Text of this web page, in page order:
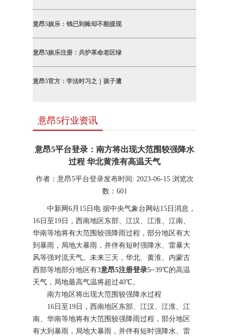
意昂5娱乐：钱已到账却不能提现
意昂5娱乐注册：共护革命老区绿
意昂5官方：学法时习之｜孩子遭
意昂5行业资讯
意昂5平台登录：南方将出现大范围较强降水
过程 华北黄淮有高温天气
作者：意昂5平台登录发布时间: 2023-06-15 浏览次
数： 601
中新网6月15日电 据中央气象台网站15日消息，
16日至19日，西南地区东部、江汉、江淮、江南、
华南等地将有大范围较强降雨过程，部分地区有大
到暴雨，局地大暴雨，并伴有短时强降水、雷暴大
风等强对流天气。未来三天，华北、黄淮、内蒙古
西部等地部分地区有3意昂5注册登录5~39℃的高温
天气，局地最高气温将超过40℃。
南方地区将出现大范围较强降水过程
16日至19日，西南地区东部、江汉、江淮、江
南、华南等地将有大范围较强降雨过程，部分地区
有大到暴雨，局地大暴雨，并伴有短时强降水、雷